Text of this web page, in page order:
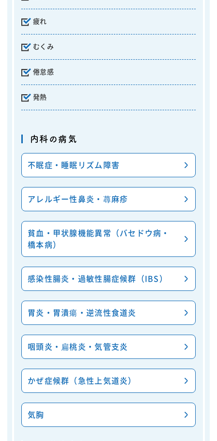
疲れ
むくみ
倦怠感
発熱
内科の病気
不眠症・睡眠リズム障害
アレルギー性鼻炎・蕁麻疹
貧血・甲状腺機能異常（バセドウ病・
橋本病）
感染性腸炎・過敏性腸症候群（IBS）
胃炎・胃潰瘍・逆流性食道炎
咽頭炎・扁桃炎・気管支炎
かぜ症候群（急性上気道炎）
気胸